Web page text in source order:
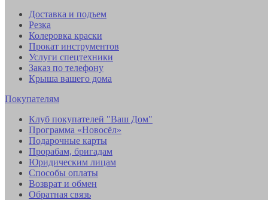
Доставка и подъем
Резка
Колеровка краски
Прокат инструментов
Услуги спецтехники
Заказ по телефону
Крыша вашего дома
Покупателям
Клуб покупателей "Ваш Дом"
Программа «Новосёл»
Подарочные карты
Прорабам, бригадам
Юридическим лицам
Способы оплаты
Возврат и обмен
Обратная связь